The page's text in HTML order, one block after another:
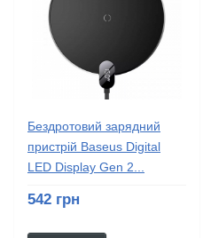
Бездротовий зарядний
пристрій Baseus Digital
LED Display Gen 2...
542 грн